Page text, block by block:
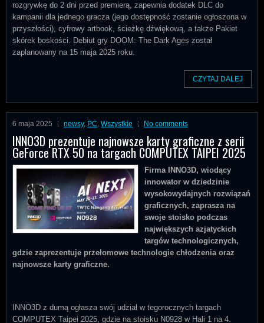
rozgrywkę do 2 dni przed premierą, zapewnia dodatek DLC do
kampanii dla jednego gracza (jego dostępność zostanie ogłoszona w
przyszłości), cyfrowy artbook, ścieżkę dźwiękową, a także Pakiet
skórek boskości. Debiut gry DOOM: The Dark Ages został
zaplanowany na 15 maja 2025 roku.
CZYTAJ DALEJ
6 maja 2025 newsy, PC, Wszystkie No comments
INNO3D prezentuje najnowsze karty graficzne z serii
GeForce RTX 50 na targach COMPUTEX TAIPEI 2025
Firma INNO3D, wiodący
innowator w dziedzinie
wysokowydajnych rozwiązań
graficznych, zaprasza na
swoje stoisko podczas
największych azjatyckich
targów technologicznych,
gdzie zaprezentuje przełomowe technologie chłodzenia oraz
najnowsze karty graficzne.
INNO3D z dumą ogłasza swój udział w tegorocznych targach
COMPUTEX Taipei 2025, gdzie na stoisku N0928 w Hali 1 na 4.